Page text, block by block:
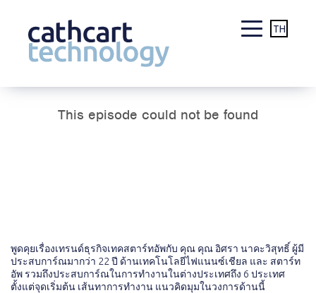
TH
พูดคุยเรื่องเทรนด์ธุรกิจเทคสตาร์ทอัพกับ คุณ​ คุณ อิศรา นาคะวิสุทธิ์ ผู้มี
ประสบการ์ณมากว่า 22 ปี ด้านเทคโนโลยีไฟแนนซ์เชียล และ สตาร์ท
อัพ รวมถึงประสบการ์ณในการทำงานในต่างประเทศถึง 6 ประเทศ
ตั้งแต่จุดเริ่มต้น เส้นทาการทำงาน แนวคิดมุมในวงการด้านนี้